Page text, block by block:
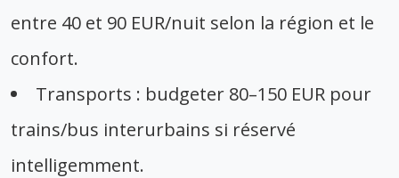
entre 40 et 90 EUR/nuit selon la région et le
confort.
Transports : budgeter 80–150 EUR pour
trains/bus interurbains si réservé
intelligemment.